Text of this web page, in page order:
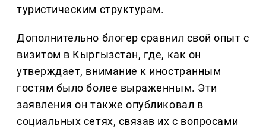
туристическим структурам.
Дополнительно блогер сравнил свой опыт с
визитом в Кыргызстан, где, как он
утверждает, внимание к иностранным
гостям было более выраженным. Эти
заявления он также опубликовал в
социальных сетях, связав их с вопросами